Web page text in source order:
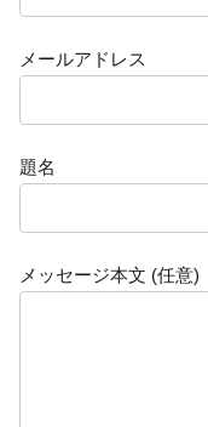
メールアドレス
題名
メッセージ本文 (任意)